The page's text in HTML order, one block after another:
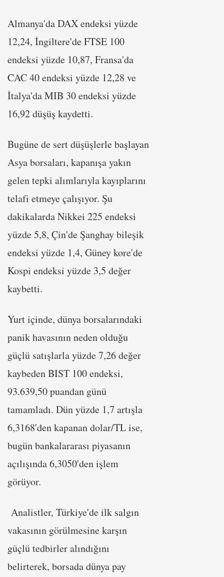
Almanya'da DAX endeksi yüzde
12,24, İngiltere'de FTSE 100
endeksi yüzde 10,87, Fransa'da
CAC 40 endeksi yüzde 12,28 ve
İtalya'da MIB 30 endeksi yüzde
16,92 düşüş kaydetti.
Bugüne de sert düşüşlerle başlayan
Asya borsaları, kapanışa yakın
gelen tepki alımlarıyla kayıplarını
telafi etmeye çalışıyor. Şu
dakikalarda Nikkei 225 endeksi
yüzde 5,8, Çin'de Şanghay bileşik
endeksi yüzde 1,4, Güney kore'de
Kospi endeksi yüzde 3,5 değer
kaybetti.
Yurt içinde, dünya borsalarındaki
panik havasının neden olduğu
güçlü satışlarla yüzde 7,26 değer
kaybeden BIST 100 endeksi,
93.639,50 puandan günü
tamamladı. Dün yüzde 1,7 artışla
6,3168'den kapanan dolar/TL ise,
bugün bankalararası piyasanın
açılışında 6,3050'den işlem
görüyor.
Analistler, Türkiye'de ilk salgın
vakasının görülmesine karşın
güçlü tedbirler alındığını
belirterek, borsada dünya pay